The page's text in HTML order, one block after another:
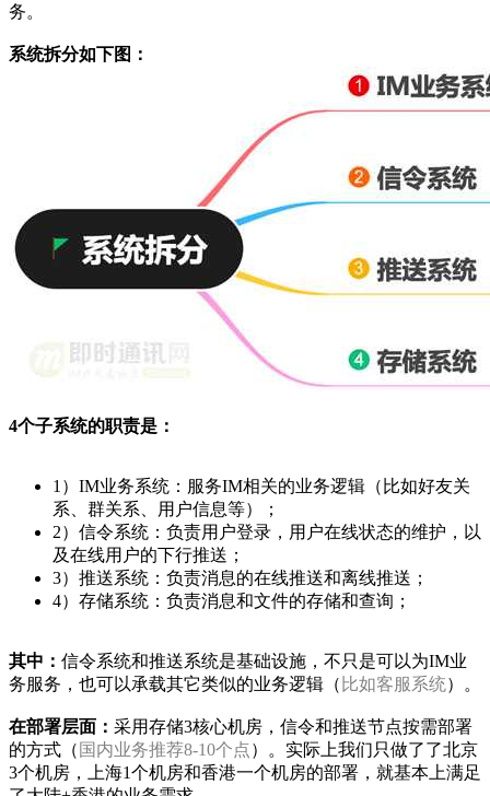
务。
系统拆分如下图：
4个子系统的职责是：
1）IM业务系统：服务IM相关的业务逻辑（比如好友关
系、群关系、用户信息等）；
2）信令系统：负责用户登录，用户在线状态的维护，以
及在线用户的下行推送；
3）推送系统：负责消息的在线推送和离线推送；
4）存储系统：负责消息和文件的存储和查询；
其中： 信令系统和推送系统是基础设施，不只是可以为IM业
务服务，也可以承载其它类似的业务逻辑（ 比如客服系统）。
在部署层面： 采用存储3核心机房，信令和推送节点按需部署
的方式（ 国内业务推荐8-10个点）。实际上我们只做了了北京
3个机房，上海1个机房和香港一个机房的部署，就基本上满足